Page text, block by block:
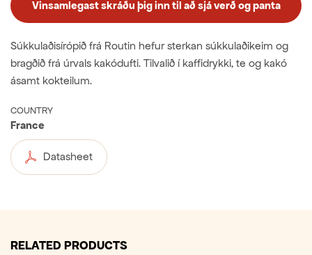
Vinsamlegast skráðu þig inn til að sjá verð og panta
Súkkulaðisírópið frá Routin hefur sterkan súkkulaðikeim og
bragðið frá úrvals kakódufti. Tilvalið í kaffidrykki, te og kakó
ásamt kokteilum.
COUNTRY
France
Datasheet
RELATED PRODUCTS